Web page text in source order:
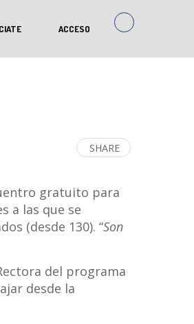
ACCESO
SHARE
gratuito para
a las que se
(desde 130). “Son
del programa
desde la